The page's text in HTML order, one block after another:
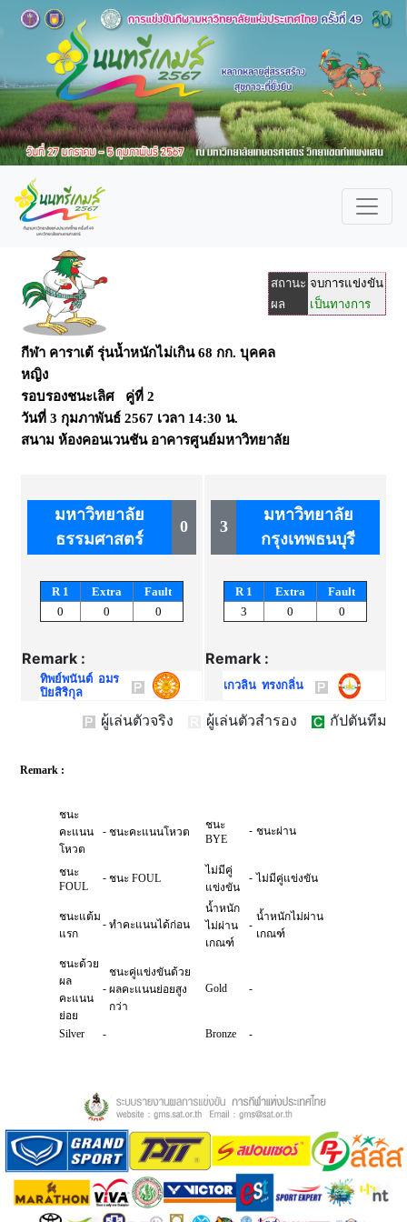
สถานะ จบการแข่งขัน
ผล
เป็นทางการ
กีฬา คาราเต้ รุ่นน้ำหนักไม่เกิน 68 กก. บุคคล
หญิง
รอบรองชนะเลิศ คู่ที่ 2
วันที่ 3 กุมภาพันธ์ 2567 เวลา 14:30 น.
สนาม ห้องคอนเวนชัน อาคารศูนย์มหาวิทยาลัย
มหาวิทยาลัย
ธรรมศาสตร์
0
R 1 Extra
Fault
0
0 0
Remark :
ทิพย์พนันต์ อมร
ปิยสิริกุล
3
มหาวิทยาลัย
กรุงเทพธนบุรี
R 1 Extra
Fault
3
0 0
Remark :
เกวลิน ทรงกลิ่น
ผู้เล่นตัวจริง ผู้เล่นตัวสำรอง กัปตันทีม
Remark :
ชนะ
คะแนน
โหวต
- ชนะคะแนนโหวต
ชนะ
BYE
- ชนะผ่าน
ชนะ
FOUL
- ชนะ FOUL
ไม่มีคู่
แข่งขัน
- ไม่มีคู่แข่งขัน
ชนะแต้ม
แรก
- ทำคะแนนได้ก่อน
น้ำหนัก
ไม่ผ่าน
เกณฑ์
-
น้ำหนักไม่ผ่าน
เกณฑ์
ชนะด้วย
ผล
คะแนน
ย่อย
-
ชนะคู่แข่งขันด้วย
ผลคะแนนย่อยสูง
กว่า
Gold -
Silver - Bronze -